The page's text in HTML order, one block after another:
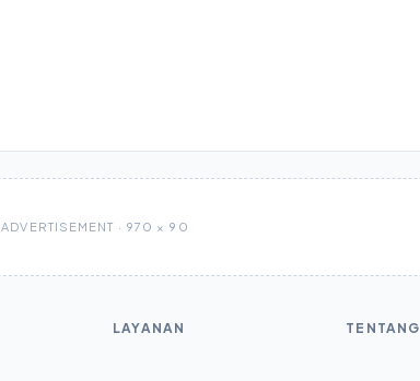
ADVERTISEMENT · 970 × 90
LAYANAN TENTANG